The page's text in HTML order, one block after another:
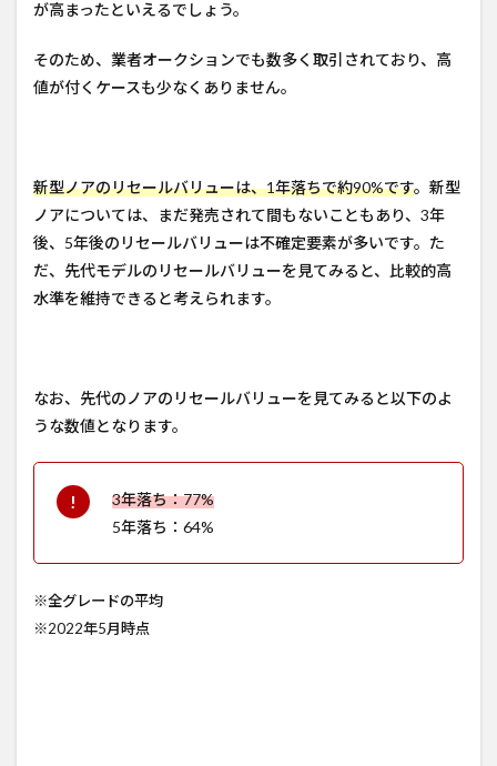
が高まったといえるでしょう。
そのため、業者オークションでも数多く取引されており、高
値が付くケースも少なくありません。
新型ノアのリセールバリューは、1年落ちで約90%です。新型
ノアについては、まだ発売されて間もないこともあり、3年
後、5年後のリセールバリューは不確定要素が多いです。た
だ、先代モデルのリセールバリューを見てみると、比較的高
水準を維持できると考えられます。
なお、先代のノアのリセールバリューを見てみると以下のよ
うな数値となります。
3年落ち：77%
5年落ち：64%
※全グレードの平均
※2022年5月時点